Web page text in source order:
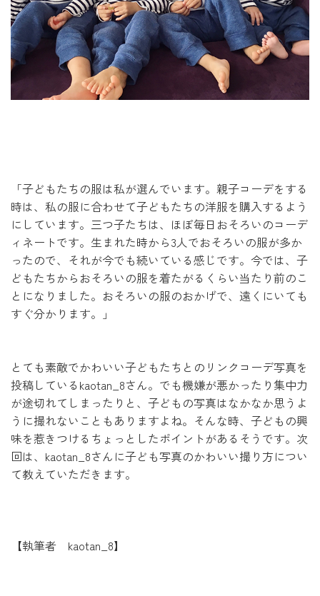
「子どもたちの服は私が選んでいます。親子コーデをする
時は、私の服に合わせて子どもたちの洋服を購入するよう
にしています。三つ子たちは、ほぼ毎日おそろいのコーデ
ィネートです。生まれた時から3人でおそろいの服が多か
ったので、それが今でも続いている感じです。今では、子
どもたちからおそろいの服を着たがるくらい当たり前のこ
とになりました。おそろいの服のおかげで、遠くにいても
すぐ分かります。」
とても素敵でかわいい子どもたちとのリンクコーデ写真を
投稿しているkaotan_8さん。でも機嫌が悪かったり集中力
が途切れてしまったりと、子どもの写真はなかなか思うよ
うに撮れないこともありますよね。そんな時、子どもの興
味を惹きつけるちょっとしたポイントがあるそうです。次
回は、kaotan_8さんに子ども写真のかわいい撮り方につい
て教えていただきます。
【執筆者 kaotan_8】